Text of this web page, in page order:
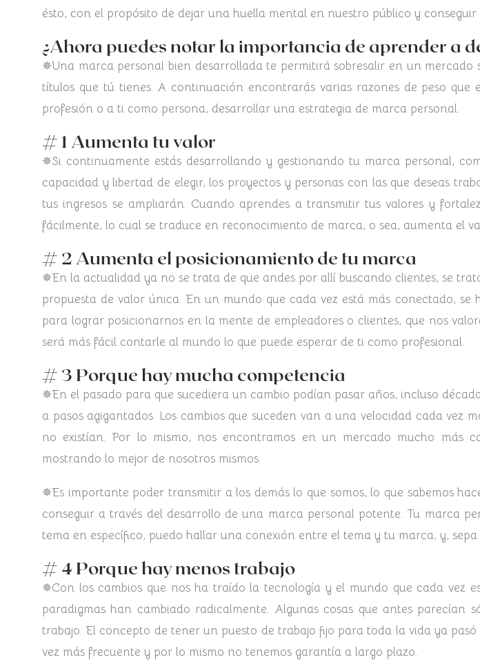
ésto, con el propósito de dejar una huella mental en nuestro público y
¿Ahora puedes notar la importancia de aprender a
✵Una marca personal bien desarrollada te permitirá sobresalir en un
títulos que tú tienes. A continuación encontrarás varias razones de peso
profesión o a ti como persona, desarrollar una estrategia de marca personal.
# 1 Aumenta tu valor
✵Si continuamente estás desarrollando y gestionando tu marca personal,
capacidad y libertad de elegir, los proyectos y personas con las que deseas
tus ingresos se ampliarán. Cuando aprendes a transmitir tus valores y
fácilmente, lo cual se traduce en reconocimiento de marca​, o sea, aumenta el
# 2 Aumenta el posicionamiento de tu marca
✵En la actualidad ya no se trata de que andes por allí buscando clientes, se
propuesta de valor única. En un mundo que cada vez está más conectado,
para lograr posicionarnos en la mente de empleadores o clientes, que nos
será más fácil contarle al mundo lo que puede esperar de ti como profesional.
# 3 Porque hay mucha competencia
✵En el pasado para que sucediera un cambio podían pasar años, incluso
a pasos agigantados. Los cambios que suceden van a una velocidad cada vez
no existían. Por lo mismo, nos encontramos en un mercado mucho más
mostrando lo mejor de nosotros mismos.
✵Es importante poder transmitir a los demás lo que somos, lo que sabemos
conseguir a través del desarrollo de una marca personal potente. Tu marca
tema en específico, puedo hallar una conexión entre el tema y tu marca, y,
# 4 Porque hay menos trabajo
✵Con los cambios que nos ha traído la tecnología y el mundo que cada vez
paradigmas han cambiado radicalmente. Algunas cosas que antes parecían
trabajo. El concepto de tener un puesto de trabajo fijo para toda la vida ya
vez más frecuente y por lo mismo no tenemos garantía a largo plazo.